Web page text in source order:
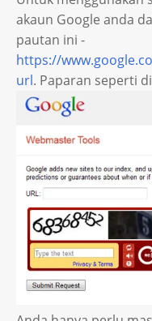
akaun Google anda
pautan ini -
https://
url. Paparan seperti